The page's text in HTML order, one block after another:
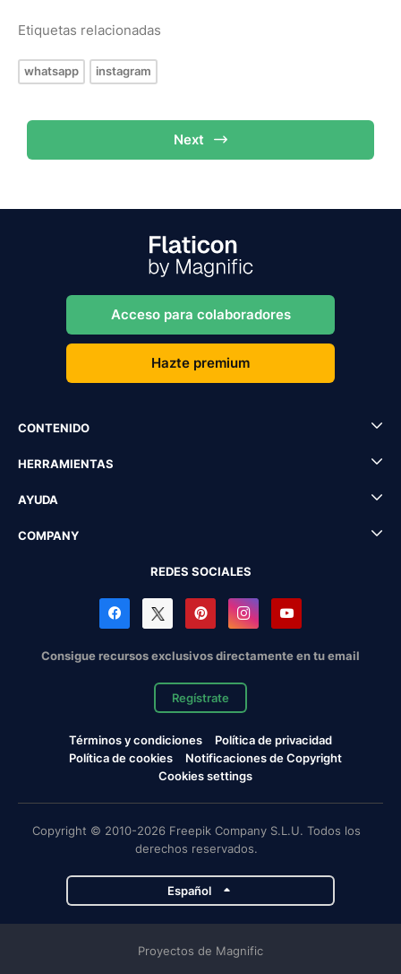
Etiquetas relacionadas
whatsapp instagram
Next
Acceso para colaboradores
Hazte premium
CONTENIDO
HERRAMIENTAS
AYUDA
COMPANY
REDES SOCIALES
Consigue recursos exclusivos directamente en tu email
Regístrate
Términos y condiciones
Política de privacidad
Política de cookies
Notificaciones de Copyright
Cookies settings
Copyright © 2010-2026 Freepik Company S.L.U. Todos los
derechos reservados.
Español
Proyectos de Magnific